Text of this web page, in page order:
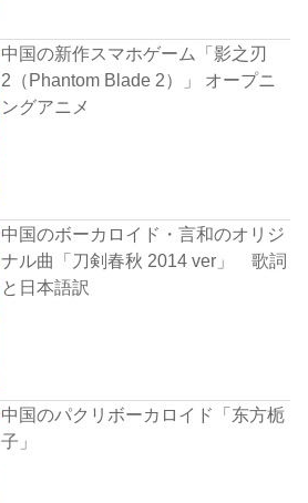
中国の新作スマホゲーム「影之刃
2（Phantom Blade 2）」 オープニ
ングアニメ
中国のボーカロイド・言和のオリジ
ナル曲「刀剣春秋 2014 ver」 歌詞
と日本語訳
中国のパクリボーカロイド「东方栀
子」